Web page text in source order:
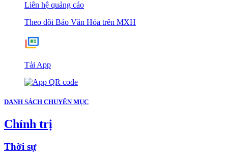
Liên hệ quảng cáo
Theo dõi Báo Văn Hóa trên MXH
Tải App
DANH SÁCH CHUYÊN MỤC
Chính trị
Thời sự